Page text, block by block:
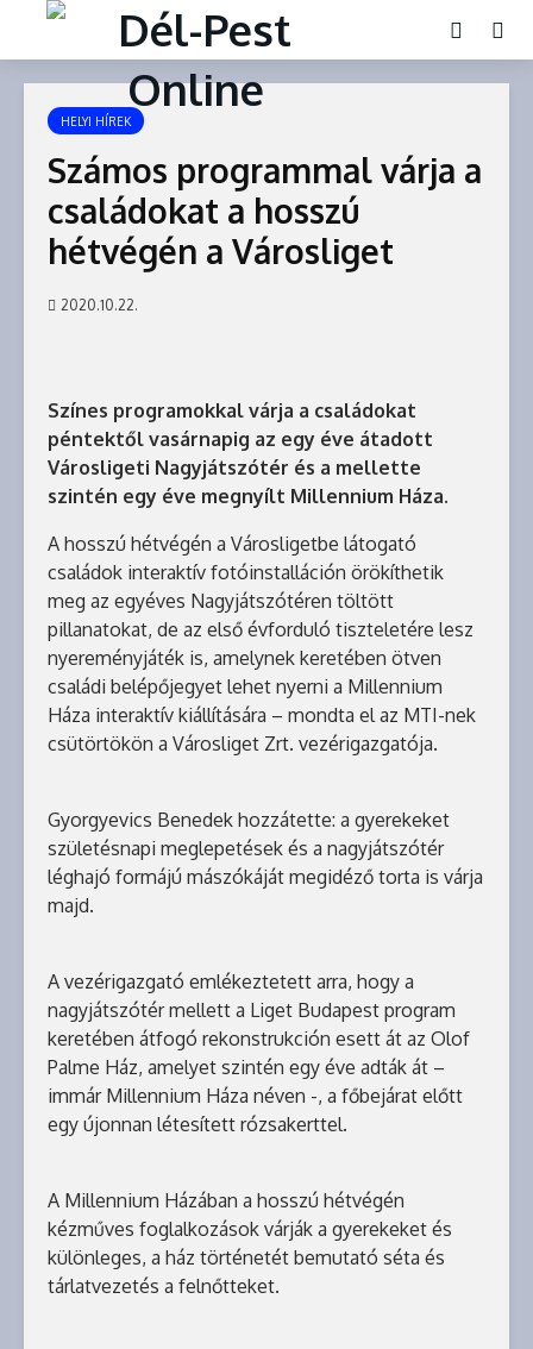
HELYI HÍREK
Számos programmal várja a
családokat a hosszú
hétvégén a Városliget
2020.10.22.
Színes programokkal várja a családokat
péntektől vasárnapig az egy éve átadott
Városligeti Nagyjátszótér és a mellette
szintén egy éve megnyílt Millennium Háza.
A hosszú hétvégén a Városligetbe látogató
családok interaktív fotóinstalláción örökíthetik
meg az egyéves Nagyjátszótéren töltött
pillanatokat, de az első évforduló tiszteletére lesz
nyereményjáték is, amelynek keretében ötven
családi belépőjegyet lehet nyerni a Millennium
Háza interaktív kiállítására – mondta el az MTI-nek
csütörtökön a Városliget Zrt. vezérigazgatója.
Gyorgyevics Benedek hozzátette: a gyerekeket
születésnapi meglepetések és a nagyjátszótér
léghajó formájú mászókáját megidéző torta is várja
majd.
A vezérigazgató emlékeztetett arra, hogy a
nagyjátszótér mellett a Liget Budapest program
keretében átfogó rekonstrukción esett át az Olof
Palme Ház, amelyet szintén egy éve adták át –
immár Millennium Háza néven -, a főbejárat előtt
egy újonnan létesített rózsakerttel.
A Millennium Házában a hosszú hétvégén
kézműves foglalkozások várják a gyerekeket és
különleges, a ház történetét bemutató séta és
tárlatvezetés a felnőtteket.